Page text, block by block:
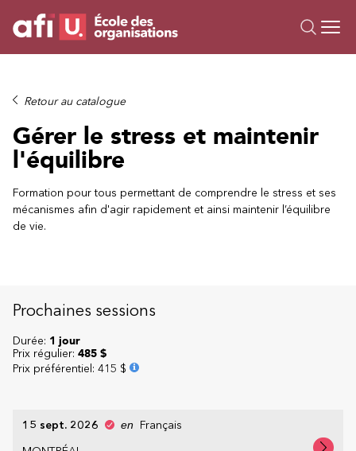
Formations
Campus IA
Sur mesure
À propos
Ressources
Retour au catalogue
Gérer le stress et maintenir
l'équilibre
Formation pour tous permettant de comprendre le stress et ses
mécanismes afin d'agir rapidement et ainsi maintenir l’équilibre
de vie.
Prochaines sessions
15 sept. 2026 en
Français
Durée: 1 jour
Prix régulier: 485 $
Prix préférentiel : 415 $